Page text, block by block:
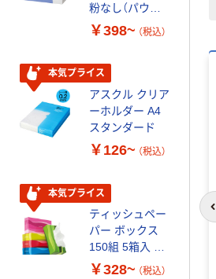
粉なし（パウダ
ーフリー）
￥398~ （税込）
本気プライス
アスクル クリア
ーホルダー A4
スタンダード
￥126~ （税込）
本気プライス
ティッシュペー
パー ボックス
150組 5箱入 ア
スクル スマート
￥328~ （税込）